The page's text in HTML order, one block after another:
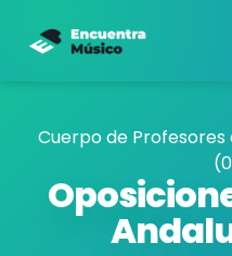
Cuerpo de Profesores